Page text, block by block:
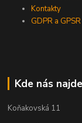
Kontakty
GDPR a GPSR
Kde nás
Koňakovská 11